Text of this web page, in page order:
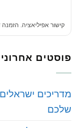
קישור אפיליאציה. הזמנה
פוסטים
‏מדריכים
שלכם